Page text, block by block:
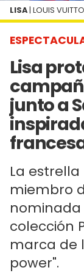
Lisa
junto a
La
miembro
nominada
colección
marca de
power".
LISA | LOUIS